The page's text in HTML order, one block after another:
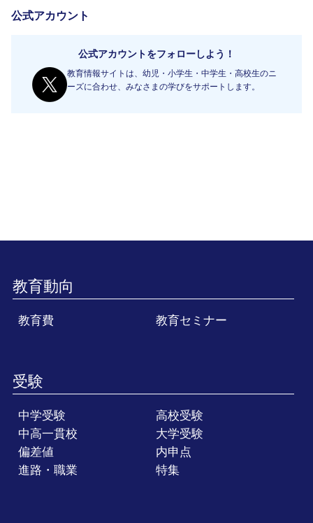
公式アカウント
公式アカウントをフォローしよう！
教育情報サイトは、幼児・小学生・中学生・高校生のニ
ーズに合わせ、みなさまの学びをサポートします。
教育動向
教育費 教育セミナー
受験
中学受験
高校受験
中高一貫校
大学受験
偏差値
内申点
進路・職業
特集